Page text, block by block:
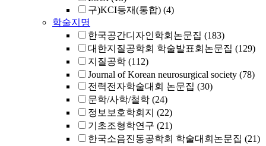
구)KCI등재(통합) (4)
학술지명
한국공간디자인학회논문집 (183)
대한지질공학회 학술발표회논문집 (129)
지질공학 (112)
Journal of Korean neurosurgical society (78)
전력전자학술대회 논문집 (30)
문학/사학/철학 (24)
정보보호학회지 (22)
기초조형학연구 (21)
한국소음진동공학회 학술대회논문집 (21)